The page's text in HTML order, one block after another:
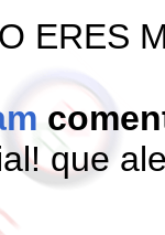
ERES
que